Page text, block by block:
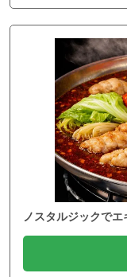
ノスタルジックで